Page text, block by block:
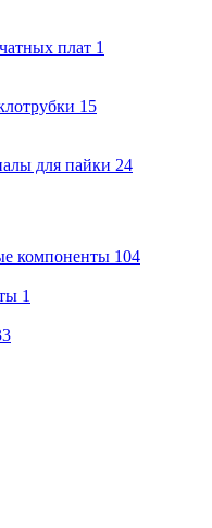
плат 1
15
для пайки 24
компоненты 104
1